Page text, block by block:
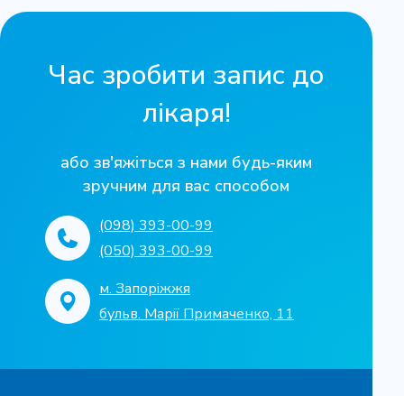
290 грн
Записатися
медикаментів)
290 грн
Записатися
Час зробити запис до
лікаря!
або зв'яжіться з нами будь-яким
зручним для вас способом
(098) 393-00-99
(050) 393-00-99
м. Запоріжжя
бульв. Марії Примаченко, 11